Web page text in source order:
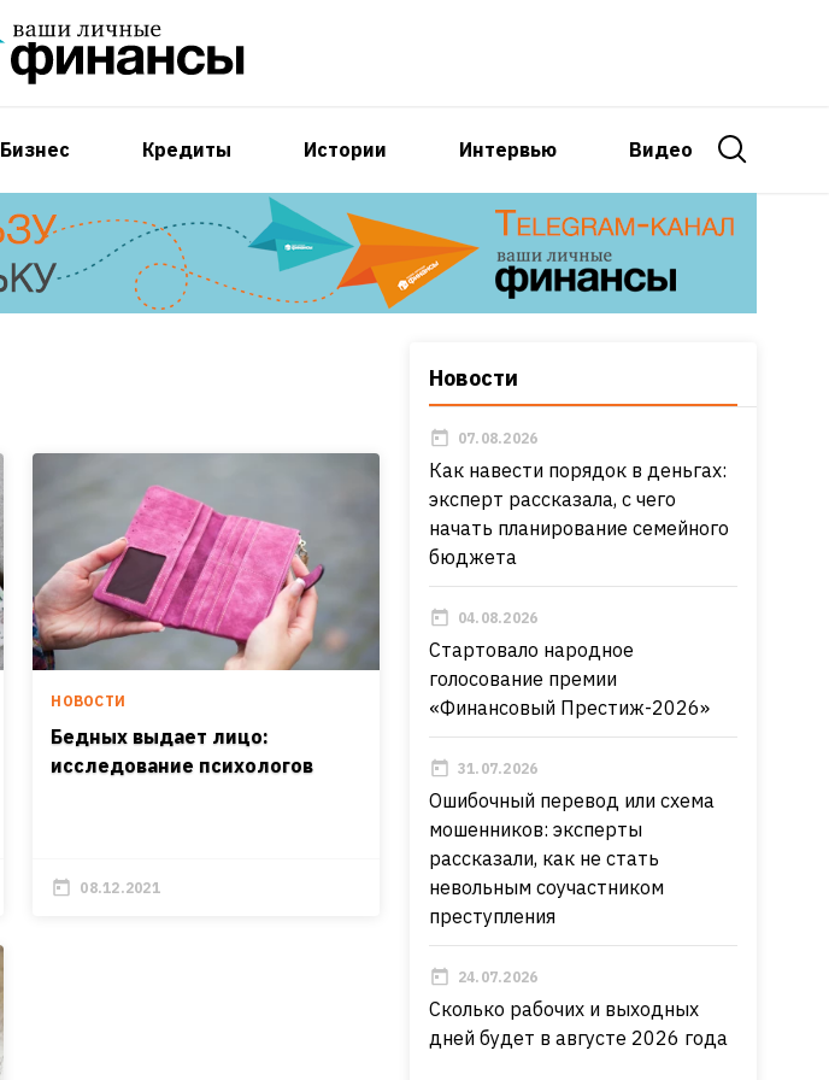
Бизнес Кредиты Истории Интервью Видео
НОВОСТИ
Бедных выдает лицо:
исследование психологов
08.12.2021
Новости
07.08.2026
Как навести порядок в деньгах:
эксперт рассказала, с чего
начать планирование семейного
бюджета
04.08.2026
Стартовало народное
голосование премии
«Финансовый Престиж-2026»
31.07.2026
Ошибочный перевод или схема
мошенников: эксперты
рассказали, как не стать
невольным соучастником
преступления
24.07.2026
Сколько рабочих и выходных
дней будет в августе 2026 года